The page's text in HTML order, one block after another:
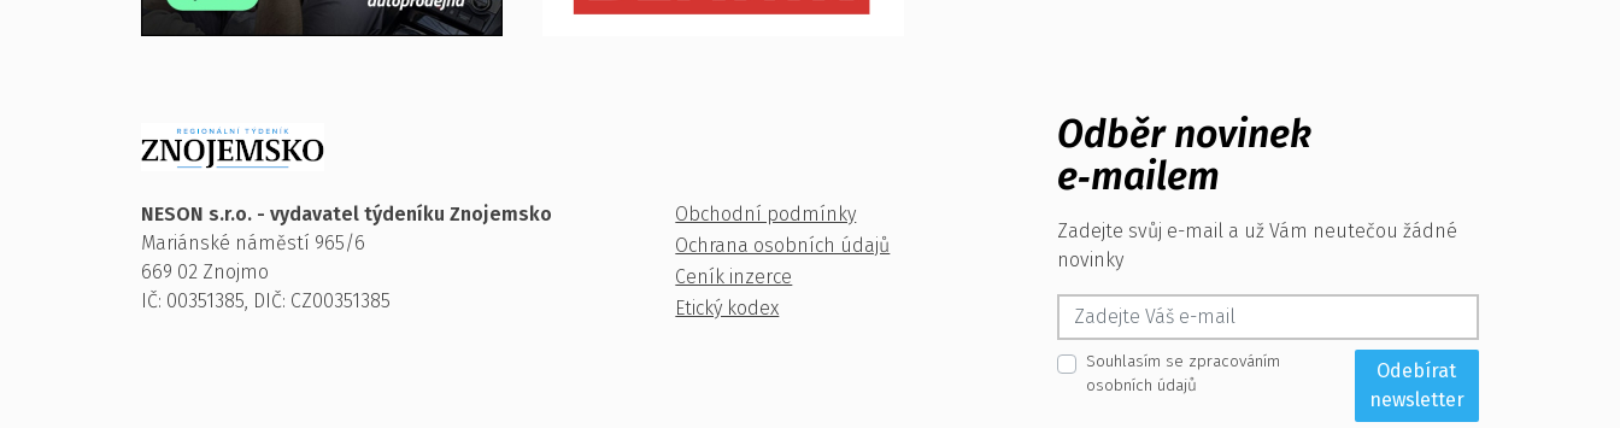
NESON s.r.o. - vydavatel týdeníku Znojemsko
Mariánské náměstí 965/6
669 02 Znojmo
IČ: 00351385, DIČ: CZ00351385
Obchodní podmínky
Ochrana osobních údajů
Ceník inzerce
Etický kodex
Odběr novinek
e‑mailem
Zadejte svůj e-mail a už Vám neutečou žádné
novinky
Souhlasím se zpracováním
osobních údajů
Odebírat
newsletter